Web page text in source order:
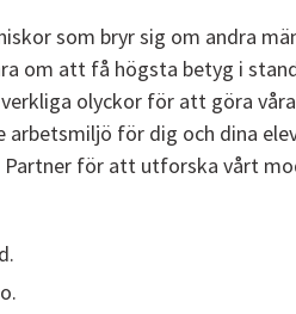
som bryr sig om andra
om att få högsta betyg i
olyckor för att göra
arbetsmiljö för dig och dina
för att utforska vårt